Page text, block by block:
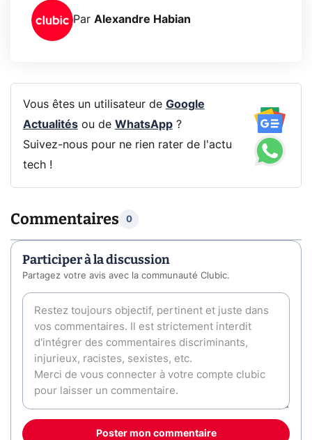
Par Alexandre Habian
Vous êtes un utilisateur de Google
Actualitésou de WhatsApp?
Suivez-nous pour ne rien rater de l'actu
tech !
Commentaires 0
Participer à la discussion
Partagez votre avis avec la communauté Clubic.
Poster mon commentaire